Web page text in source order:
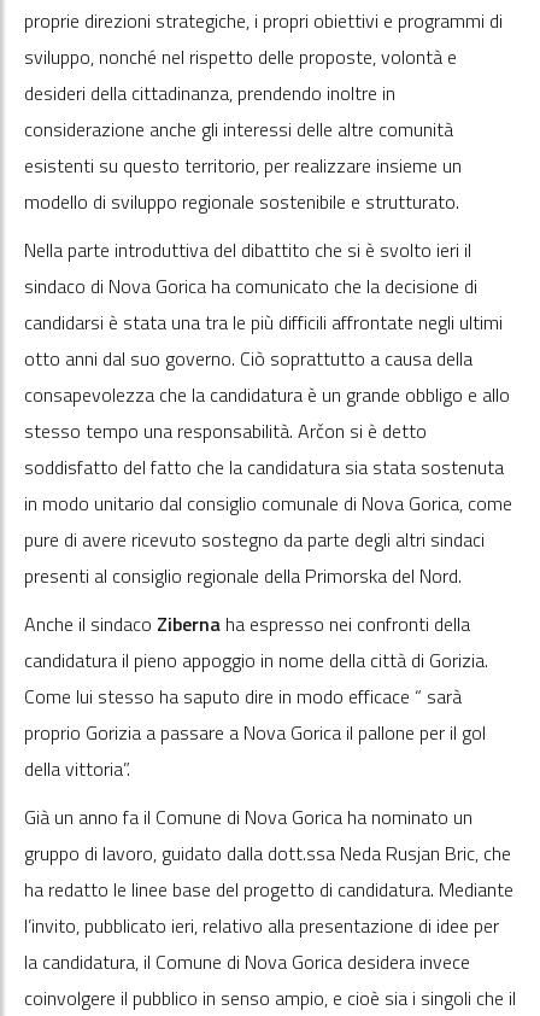
proprie direzioni strategiche, i propri obiettivi e programmi di
sviluppo, nonché nel rispetto delle proposte, volontà e
desideri della cittadinanza, prendendo inoltre in
considerazione anche gli interessi delle altre comunità
esistenti su questo territorio, per realizzare insieme un
modello di sviluppo regionale sostenibile e strutturato.
Nella parte introduttiva del dibattito che si è svolto ieri il
sindaco di Nova Gorica ha comunicato che la decisione di
candidarsi è stata una tra le più difficili affrontate negli ultimi
otto anni dal suo governo. Ciò soprattutto a causa della
consapevolezza che la candidatura è un grande obbligo e allo
stesso tempo una responsabilità. Arčon si è detto
soddisfatto del fatto che la candidatura sia stata sostenuta
in modo unitario dal consiglio comunale di Nova Gorica, come
pure di avere ricevuto sostegno da parte degli altri sindaci
presenti al consiglio regionale della Primorska del Nord.
Anche il sindaco Ziberna ha espresso nei confronti della
candidatura il pieno appoggio in nome della città di Gorizia.
Come lui stesso ha saputo dire in modo efficace “ sarà
proprio Gorizia a passare a Nova Gorica il pallone per il gol
della vittoria”.
Già un anno fa il Comune di Nova Gorica ha nominato un
gruppo di lavoro, guidato dalla dott.ssa Neda Rusjan Bric, che
ha redatto le linee base del progetto di candidatura. Mediante
l’invito, pubblicato ieri, relativo alla presentazione di idee per
la candidatura, il Comune di Nova Gorica desidera invece
coinvolgere il pubblico in senso ampio, e cioè sia i singoli che il